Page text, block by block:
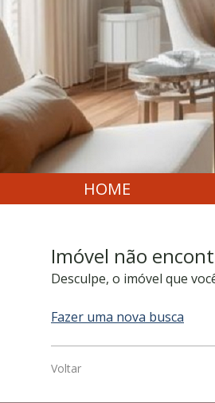
HOME
Imóvel não
Desculpe, o imóvel que
Fazer uma nova busca
Voltar